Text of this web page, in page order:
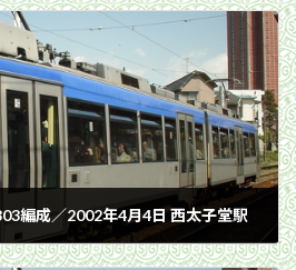
編成／2002年4月4日 西太子堂駅